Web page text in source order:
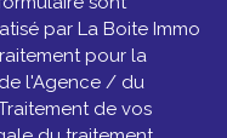
par La Boite Immo
pour la
l'Agence / du
de vos
du traitement